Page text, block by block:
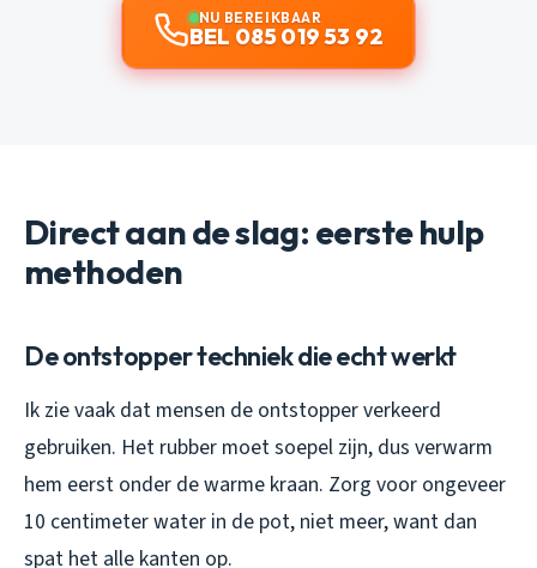
NU BEREIKBAAR
BEL 085 019 53 92
Direct aan de slag: eerste hulp
methoden
De ontstopper techniek die echt werkt
Ik zie vaak dat mensen de ontstopper verkeerd
gebruiken. Het rubber moet soepel zijn, dus verwarm
hem eerst onder de warme kraan. Zorg voor ongeveer
10 centimeter water in de pot, niet meer, want dan
spat het alle kanten op.